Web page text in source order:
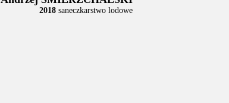
2018saneczkarstwo lodowe